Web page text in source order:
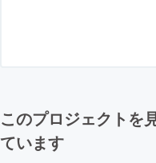
このプロジェクトを
ています